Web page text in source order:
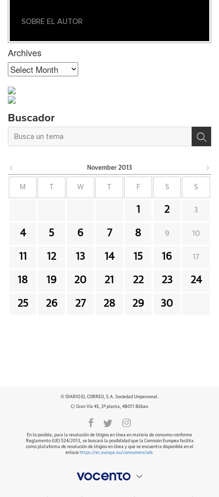
SOBRE EL AUTOR
Archives
Archives
Buscador
November 2013
M W F S S
1 2 3
4 5 6 7 8 9 10
11 12 13 14 15 16 17
18 19 20 21 22 23 24
25 26 27 28 29 30
© DIARIO EL CORREO, S.A. Sociedad Unipersonal.
C/ Gran Vía 45, 3ª planta, 48011 Bilbao
En lo posible, para la resolución de litigios en línea en materia de consumo conforme
Reglamento (UE) 524/2013, se buscará la posibilidad que la Comisión Europea facilita
como plataforma de resolución de litigios en línea y que se encuentra disponible en el
enlace https://ec.europa.eu/consumers/odr.